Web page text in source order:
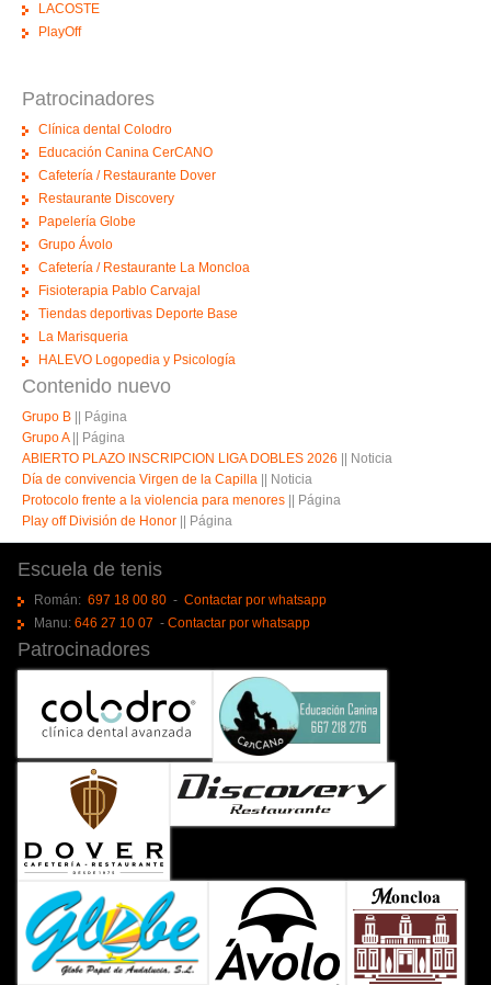
LACOSTE
PlayOff
Patrocinadores
Clínica dental Colodro
Educación Canina CerCANO
Cafetería / Restaurante Dover
Restaurante Discovery
Papelería Globe
Grupo Ávolo
Cafetería / Restaurante La Moncloa
Fisioterapia Pablo Carvajal
Tiendas deportivas Deporte Base
La Marisqueria
HALEVO Logopedia y Psicología
Contenido nuevo
Grupo B
Página
Grupo A
Página
ABIERTO PLAZO INSCRIPCION LIGA DOBLES 2026
Noticia
Día de convivencia Virgen de la Capilla
Noticia
Protocolo frente a la violencia para menores
Página
Play off División de Honor
Página
Escuela de tenis
Román: 697 18 00 80- Contactar por whatsapp
Manu: 646 27 10 07 - Contactar por whatsapp
Patrocinadores